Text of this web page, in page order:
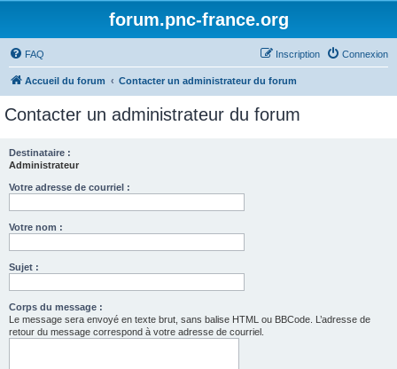
forum.pnc-france.org
FAQ Connexion
Inscription
Accueil du forum Contacter un administrateur du forum
Contacter un administrateur du forum
Destinataire :
Administrateur
Votre adresse de courriel :
Votre nom :
Sujet :
Corps du message :
Le message sera envoyé en texte brut, sans balise HTML ou BBCode. L’adresse de
retour du message correspond à votre adresse de courriel.